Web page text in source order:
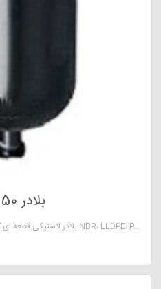
بلادر 50 لیتری
بلادر لاستیکی قطعه ای کپسول مانند است که از جنس پلیمرهای NBR، LLDPE، PVC و یا TPU بوده و در سیستم های تحت فشار برای کنترل نوسانات شبکه و همسان سازی فشار آن مورد استفاده واقع می‌شود.